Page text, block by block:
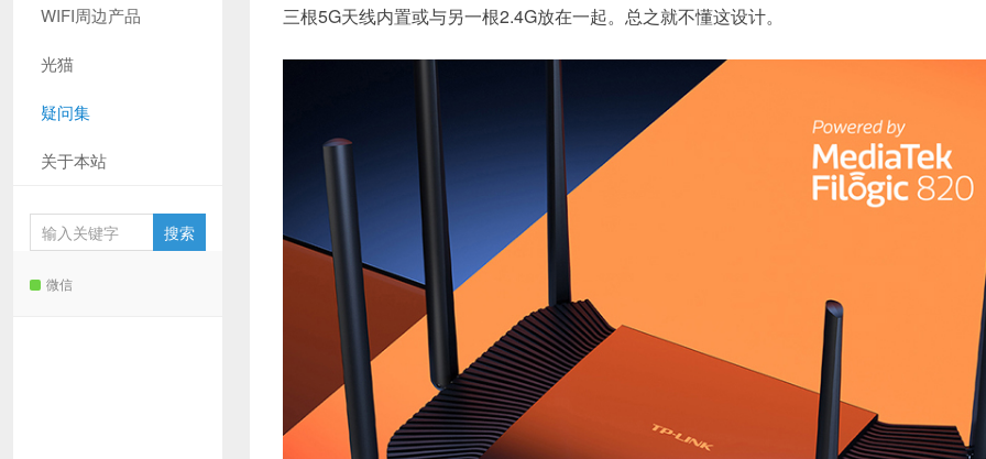
WIFI周边产品
光猫
疑问集
关于本站
微信
三根5G天线内置或与另一根2.4G放在一起。总之就不懂这设计。